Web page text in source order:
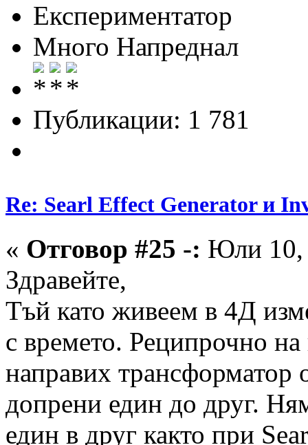
Експериментатор
Много Напреднал
Публикации: 1 781
Re: Searl Effect Generator и
« Отговор #25 -: Юли 10,
Здравейте,
Тъй като живеем в 4Д
с времето. Реципрочно на
направих трансформатор
допрени един до друг.
един в друг както при